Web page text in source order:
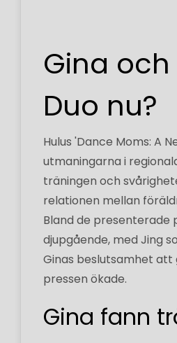
Gina
Duo nu?
Hulus 'Dance Moms: A
utmaningarna i
träningen och
relationen mellan
Bland de presenterade
djupgående, med Jing
Ginas beslutsamhet
pressen ökade.
Gina fann